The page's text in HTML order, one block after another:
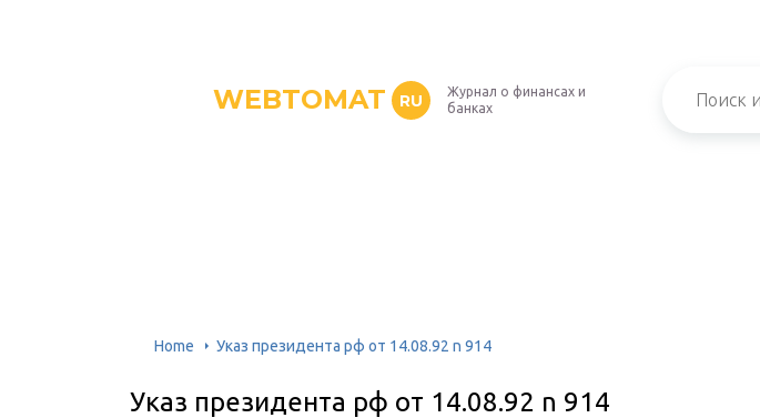
WEBTOMAT RU
Журнал о финансах и
банках
Home Указ президента рф от 14.08.92 n 914
Указ президента рф от 14.08.92 n 914